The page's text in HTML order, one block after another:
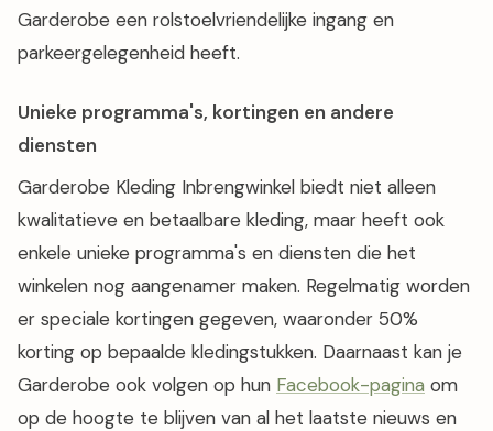
Garderobe een rolstoelvriendelijke ingang en
parkeergelegenheid heeft.
Unieke programma's, kortingen en andere
diensten
Garderobe Kleding Inbrengwinkel biedt niet alleen
kwalitatieve en betaalbare kleding, maar heeft ook
enkele unieke programma's en diensten die het
winkelen nog aangenamer maken. Regelmatig worden
er speciale kortingen gegeven, waaronder 50%
korting op bepaalde kledingstukken. Daarnaast kan je
Garderobe ook volgen op hun Facebook-pagina om
op de hoogte te blijven van al het laatste nieuws en